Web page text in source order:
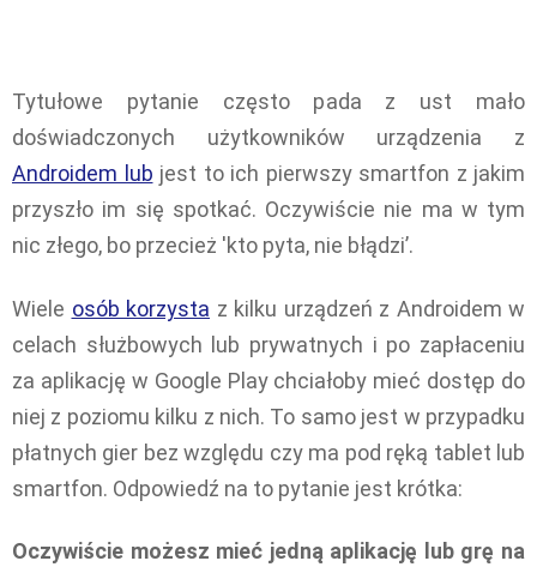
Tytułowe pytanie często pada z ust mało
doświadczonych użytkowników urządzenia z
Androidem lub jest to ich pierwszy smartfon z jakim
przyszło im się spotkać. Oczywiście nie ma w tym
nic złego, bo przecież 'kto pyta, nie błądzi’.
Wiele osób korzysta z kilku urządzeń z Androidem w
celach służbowych lub prywatnych i po zapłaceniu
za aplikację w Google Play chciałoby mieć dostęp do
niej z poziomu kilku z nich. To samo jest w przypadku
płatnych gier bez względu czy ma pod ręką tablet lub
smartfon. Odpowiedź na to pytanie jest krótka:
Oczywiście możesz mieć jedną aplikację lub grę na